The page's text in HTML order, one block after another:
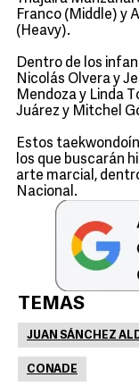
Franco (Middle) y
(Heavy).
Dentro de los
Nicolás Olvera y
Mendoza y Linda
Juárez y Mitchel
Estos
los que buscarán
arte marcial,
Nacional.
TEMAS
JUAN SÁNCHEZ
CONADE